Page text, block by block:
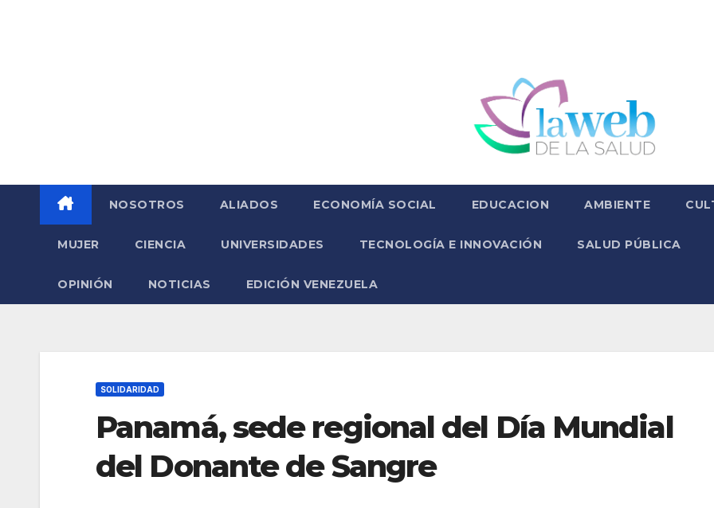
NOSOTROS ALIADOS ECONOMÍA SOCIAL EDUCACION AMBIENTE
MUJER CIENCIA UNIVERSIDADES TECNOLOGÍA E INNOVACIÓN SALUD PÚBLICA
OPINIÓN NOTICIAS EDICIÓN VENEZUELA
SOLIDARIDAD
Panamá, sede regional del Día Mundial
del Donante de Sangre